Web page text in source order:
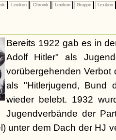
Lexikon Chronik Lexikon Gruppe Lexikon
Bereits 1922 gab es in
Adolf Hitler" als
vorübergehenden Verbot
als "Hitlerjugend, Bund
wieder belebt. 1932
Jugendverbände der
unter dem Dach der HJ